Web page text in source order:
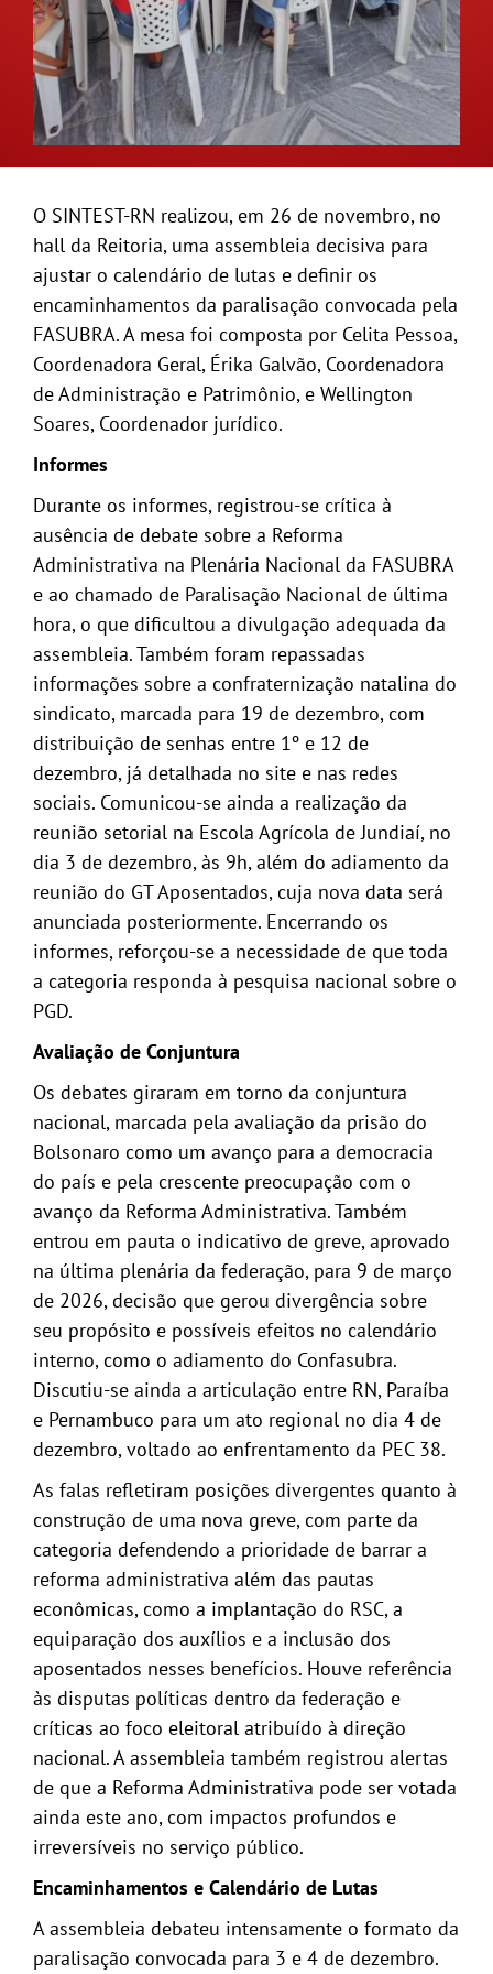
O SINTEST-RN realizou, em 26 de novembro, no
hall da Reitoria, uma assembleia decisiva para
ajustar o calendário de lutas e definir os
encaminhamentos da paralisação convocada pela
FASUBRA. A mesa foi composta por Celita Pessoa,
Coordenadora Geral, Érika Galvão, Coordenadora
de Administração e Patrimônio, e Wellington
Soares, Coordenador jurídico.
Informes
Durante os informes, registrou-se crítica à
ausência de debate sobre a Reforma
Administrativa na Plenária Nacional da FASUBRA
e ao chamado de Paralisação Nacional de última
hora, o que dificultou a divulgação adequada da
assembleia. Também foram repassadas
informações sobre a confraternização natalina do
sindicato, marcada para 19 de dezembro, com
distribuição de senhas entre 1º e 12 de
dezembro, já detalhada no site e nas redes
sociais. Comunicou-se ainda a realização da
reunião setorial na Escola Agrícola de Jundiaí, no
dia 3 de dezembro, às 9h, além do adiamento da
reunião do GT Aposentados, cuja nova data será
anunciada posteriormente. Encerrando os
informes, reforçou-se a necessidade de que toda
a categoria responda à pesquisa nacional sobre o
PGD.
Avaliação de Conjuntura
Os debates giraram em torno da conjuntura
nacional, marcada pela avaliação da prisão do
Bolsonaro como um avanço para a democracia
do país e pela crescente preocupação com o
avanço da Reforma Administrativa. Também
entrou em pauta o indicativo de greve, aprovado
na última plenária da federação, para 9 de março
de 2026, decisão que gerou divergência sobre
seu propósito e possíveis efeitos no calendário
interno, como o adiamento do Confasubra.
Discutiu-se ainda a articulação entre RN, Paraíba
e Pernambuco para um ato regional no dia 4 de
dezembro, voltado ao enfrentamento da PEC 38.
As falas refletiram posições divergentes quanto à
construção de uma nova greve, com parte da
categoria defendendo a prioridade de barrar a
reforma administrativa além das pautas
econômicas, como a implantação do RSC, a
equiparação dos auxílios e a inclusão dos
aposentados nesses benefícios. Houve referência
às disputas políticas dentro da federação e
críticas ao foco eleitoral atribuído à direção
nacional. A assembleia também registrou alertas
de que a Reforma Administrativa pode ser votada
ainda este ano, com impactos profundos e
irreversíveis no serviço público.
Encaminhamentos e Calendário de Lutas
A assembleia debateu intensamente o formato da
paralisação convocada para 3 e 4 de dezembro.